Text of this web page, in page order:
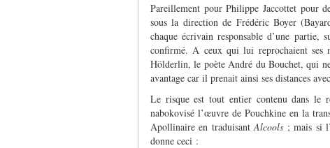
Pareillement pour Philippe Jaccottet pour
sous la direction de Frédéric Boyer
chaque écrivain responsable d’une partie,
confirmé. A ceux qui lui reprochaient ses
Hölderlin, le poète André du Bouchet, qui
avantage car il prenait ainsi ses distances
Le risque est tout entier contenu dans le
nabokovisé l’œuvre de Pouchkine en la
Apollinaire en traduisant Alcools; mais si
donne ceci :